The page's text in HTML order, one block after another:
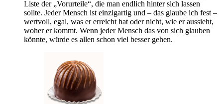
Liste der „Vorurteile“, die man endlich hinter sich lassen
sollte. Jeder Mensch ist einzigartig und – das glaube ich fest –
wertvoll, egal, was er erreicht hat oder nicht, wie er aussieht,
woher er kommt. Wenn jeder Mensch das von sich glauben
könnte, würde es allen schon viel besser gehen.